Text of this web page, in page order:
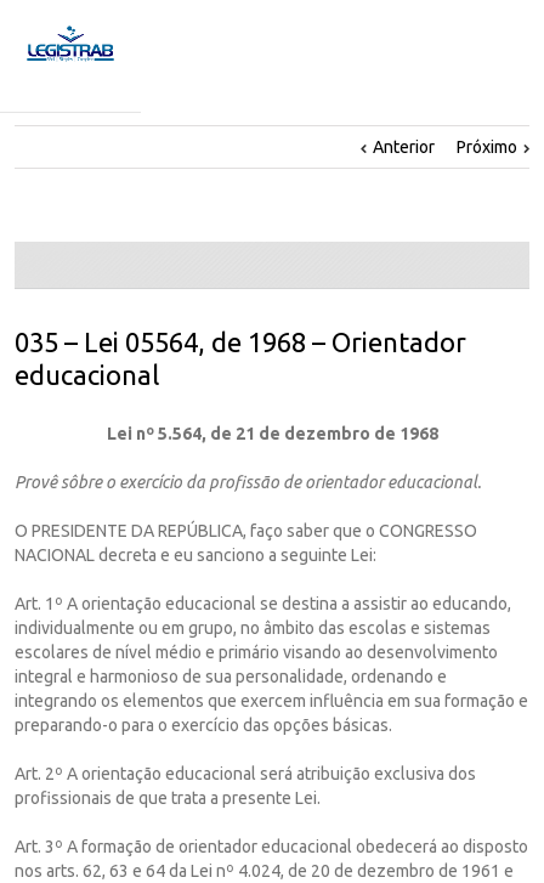
Anterior Próximo
035 – Lei 05564, de 1968 – Orientador
educacional
Lei nº 5.564, de 21 de dezembro de 1968
Provê sôbre o exercício da profissão de orientador educacional.
O PRESIDENTE DA REPÚBLICA, faço saber que o CONGRESSO
NACIONAL decreta e eu sanciono a seguinte Lei:
Art. 1º A orientação educacional se destina a assistir ao educando,
individualmente ou em grupo, no âmbito das escolas e sistemas
escolares de nível médio e primário visando ao desenvolvimento
integral e harmonioso de sua personalidade, ordenando e
integrando os elementos que exercem influência em sua formação e
preparando-o para o exercício das opções básicas.
Art. 2º A orientação educacional será atribuição exclusiva dos
profissionais de que trata a presente Lei.
Art. 3º A formação de orientador educacional obedecerá ao disposto
nos arts. 62, 63 e 64 da Lei nº 4.024, de 20 de dezembro de 1961 e